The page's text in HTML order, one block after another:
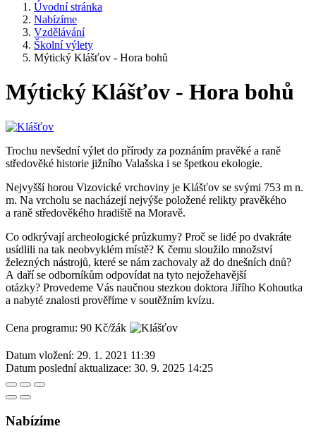
Úvodní stránka
Nabízíme
Vzdělávání
Školní výlety
Mýtický Klášťov - Hora bohů
Mýtický Klášťov - Hora bohů
Trochu nevšední výlet do přírody za poznáním pravěké a raně
středověké historie jižního Valašska i se špetkou ekologie.
Nejvyšší horou Vizovické vrchoviny je Klášťov se svými 753 m n.
m. Na vrcholu se nacházejí nejvýše položené relikty pravěkého
a raně středověkého hradiště na Moravě.
Co odkrývají archeologické průzkumy? Proč se lidé po dvakráte
usídlili na tak neobvyklém místě? K čemu sloužilo množství
železných nástrojů, které se nám zachovaly až do dnešních dnů?
A daří se odborníkům odpovídat na tyto nejožehavější
otázky? Provedeme Vás naučnou stezkou doktora Jiřího Kohoutka
a nabyté znalosti prověříme v soutěžním kvízu.
Cena programu: 90 Kč/žák
Datum vložení: 29. 1. 2021 11:39
Datum poslední aktualizace: 30. 9. 2025 14:25
Nabízíme